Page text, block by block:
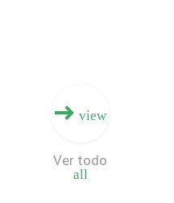
view
all
Ver todo